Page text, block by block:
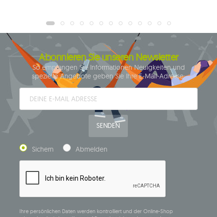
Abonnieren Sie unseren Newsletter
So empfangen Sie Informationen Neuigkeiten und
spezielle Angebote geben Sie Ihre E-Mail-Adresse:
SENDEN
Sichern Abmelden
Ihre persönlichen Daten werden kontrolliert und der Online-Shop